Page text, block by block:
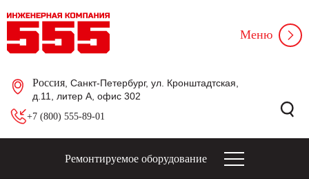
Россия , Санкт-Петербург, ул. Кронштадтская,
д.11, литер А, офис 302
+7 (800) 555-89-01
Меню
Ремонтируемое оборудование